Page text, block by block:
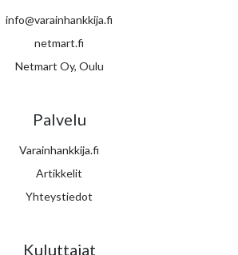
info@varainhankkija.fi
netmart.fi
Netmart Oy, Oulu
Palvelu
Varainhankkija.fi
Artikkelit
Yhteystiedot
Kuluttajat